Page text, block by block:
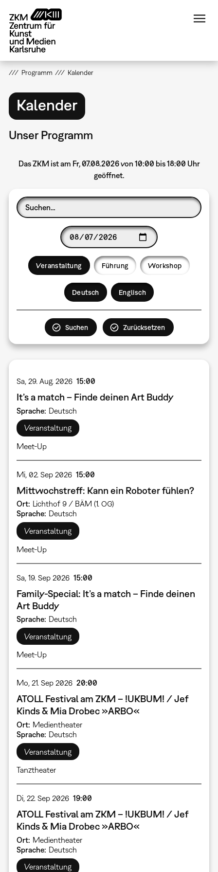
zum
Inhalt
Programm Kalender
Kalender
Unser Programm
Das ZKM ist am Fr, 07.08.2026 von 10:00 bis 18:00 Uhr
geöffnet.
Veranstaltung Führung Workshop
Deutsch Englisch
Sa, 29. Aug. 2026 15:00
It’s a match – Finde deinen Art Buddy
Sprache Deutsch
Veranstaltung
Meet-Up
Mi, 02. Sep 2026 15:00
Mittwochstreff: Kann ein Roboter fühlen?
Ort
Lichthof 9 / BÄM (1. OG)
Sprache
Deutsch
Veranstaltung
Meet-Up
Sa, 19. Sep 2026 15:00
Family-Special: It’s a match – Finde deinen
Art Buddy
Sprache Deutsch
Veranstaltung
Meet-Up
Mo, 21. Sep 2026 20:00
ATOLL Festival am ZKM – !UKBUM! / Jef
Kinds & Mia Drobec »ARBO«
Ort Medientheater
Sprache Deutsch
Veranstaltung
Tanztheater
Di, 22. Sep 2026 19:00
ATOLL Festival am ZKM – !UKBUM! / Jef
Kinds & Mia Drobec »ARBO«
Ort Medientheater
Sprache Deutsch
Veranstaltung